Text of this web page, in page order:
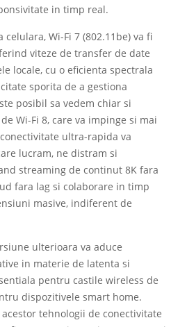
in timp real.
celulara, Wi-Fi 7 (802.11be) va fi
viteze de transfer de date
locale, cu o eficienta spectrala
sporita de a gestiona
posibil sa vedem chiar si
Wi-Fi 8, care va impinge si mai
ultra-rapida va
lucram, ne distram si
streaming de continut 8K fara
fara lag si colaborare in timp
masive, indiferent de
ulterioara va aduce
in materie de latenta si
pentru castile wireless de
dispozitivele smart home.
tehnologii de conectivitate